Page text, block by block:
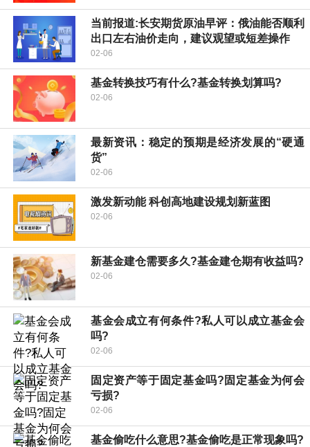
当前报道:长安期货原油早评：俄油能否顺利
出口左右油价走向，建议观望或短差操作
02-06
基金转换技巧有什么?基金转换划算吗?
02-06
最新资讯：稳定的预期是经济发展的“硬通
货”
02-06
激发新动能 科创高地建设规划新蓝图
02-06
新基金建仓需要多久?基金建仓期有收益吗?
02-06
基金会成立有何条件?私人可以成立基金会
吗?
02-06
固定资产等于固定基金吗?固定基金为何会
亏损?
02-06
基金偷吃什么意思?基金偷吃是正常现象吗?